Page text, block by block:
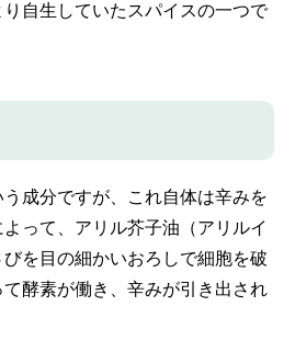
自生していたスパイスの一つで
成分ですが、これ自体は辛みを
って、アリル芥子油（アリルイ
を目の細かいおろしで細胞を破
酵素が働き、辛みが引き出され